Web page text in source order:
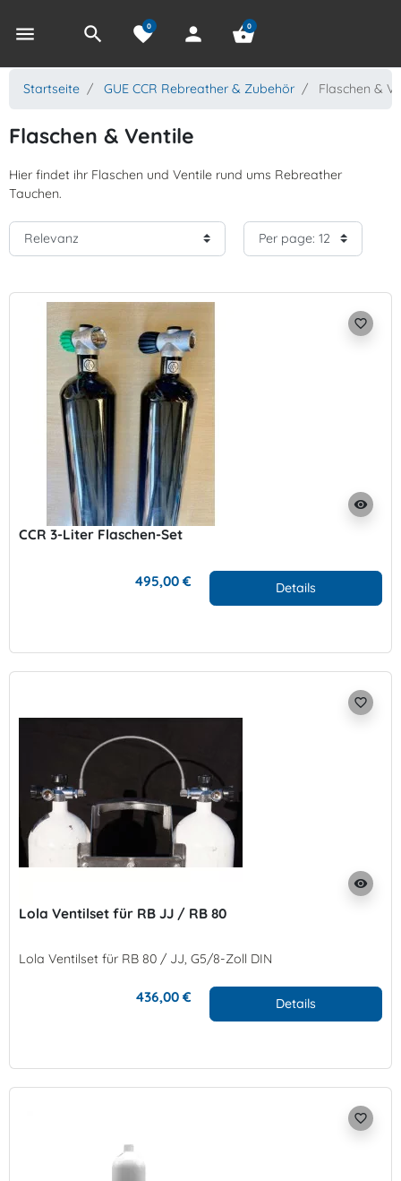
menu search favorite
0 person shopping_basket
0
Startseite GUE CCR Rebreather & Zubehör Flaschen &
Flaschen & Ventile
Hier findet ihr Flaschen und Ventile rund ums Rebreather
Tauchen.
visibility
favorite_border
CCR 3-Liter Flaschen-Set
495,00 € Details
visibility
favorite_border
Lola Ventilset für RB JJ / RB 80
Lola Ventilset für RB 80 / JJ, G5/8-Zoll DIN
436,00 € Details
favorite_border